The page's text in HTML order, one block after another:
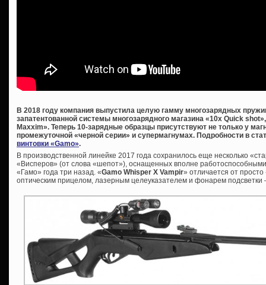
В 2018 году компания выпустила целую гамму многозарядных
запатентованной системы многозарядного магазина «10x Quick
Maxxim». Теперь 10-зарядные образцы присутствуют не только у
промежуточной «черной серии» и супермагнумах. Подробности в
винтовки «Gamo».
В производственной линейке 2017 года сохранилось еще несколько
«Висперов» (от слова «шепот»), оснащенных вполне
«Гамо» года три назад. «Gamo Whisper X Vampir» отличается от
оптическим прицелом, лазерным целеуказателем и фонарем подсветки